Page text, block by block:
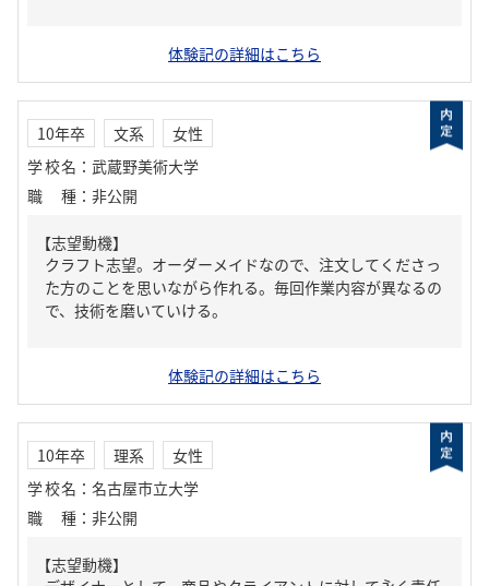
体験記の詳細はこちら
10年卒 文系
女性
学校名 ： 武蔵野美術大学
職種 ： 非公開
【志望動機】
クラフト志望。オーダーメイドなので、注文してくださっ
た方のことを思いながら作れる。毎回作業内容が異なるの
で、技術を磨いていける。
体験記の詳細はこちら
10年卒 理系
女性
学校名 ： 名古屋市立大学
職種 ： 非公開
【志望動機】